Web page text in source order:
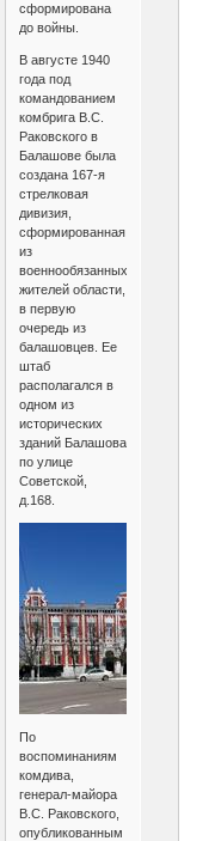
сформирована
до войны.
В августе 1940
года под
командованием
комбрига В.С.
Раковского в
Балашове была
создана 167-я
стрелковая
дивизия,
сформированная
из
военнообязанных
жителей области,
в первую
очередь из
балашовцев. Ее
штаб
располагался в
одном из
исторических
зданий Балашова
по улице
Советской,
д.168.
По
воспоминаниям
комдива,
генерал-майора
В.С. Раковского,
опубликованным